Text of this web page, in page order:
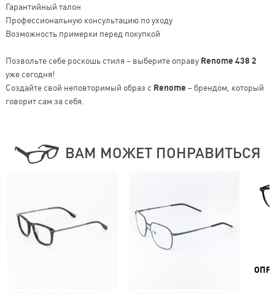
Гарантийный талон
Профессиональную консультацию по уходу
Возможность примерки перед покупкой
Позвольте себе роскошь стиля – выберите оправу Renome 438 2
уже сегодня!
Создайте свой неповторимый образ с Renome – брендом, который
говорит сам за себя.
ВАМ МОЖЕТ ПОНРАВИТЬСЯ